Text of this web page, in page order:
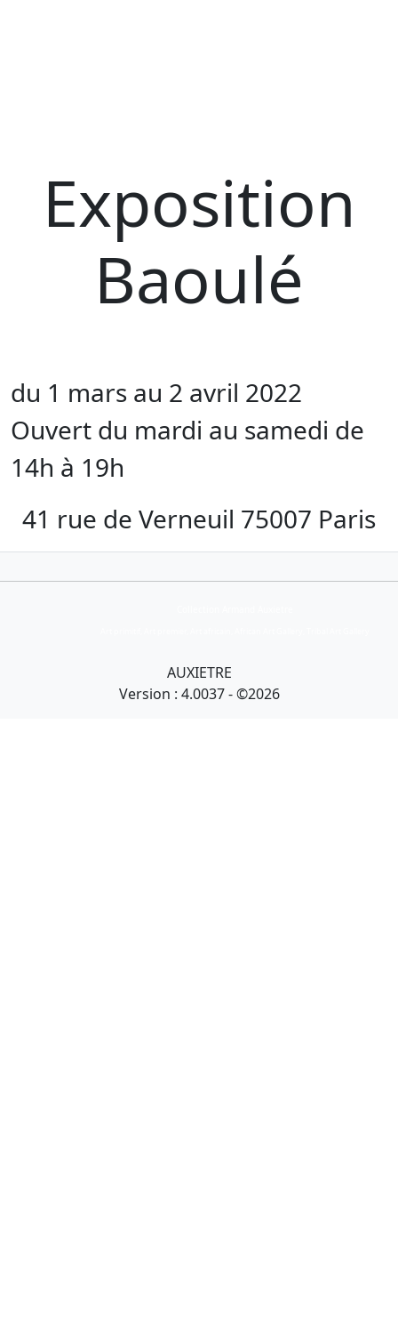
Exposition
Baoulé
du 1 mars au 2 avril 2022
Ouvert du mardi au samedi de
14h à 19h
41 rue de Verneuil 75007 Paris
AUXIETRE
Version : 4.0037 - ©2026